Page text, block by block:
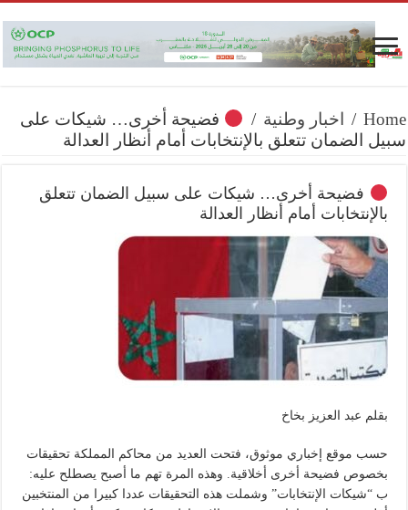
Home
/ اخبار وطنية /
فضيحة أخرى… شيكات على
سبيل الضمان تتعلق بالإنتخابات أمام أنظار العدالة
فضيحة أخرى… شيكات على سبيل الضمان تتعلق
بالإنتخابات أمام أنظار العدالة
بقلم عبد العزيز بخاخ
حسب موقع إخباري موثوق، فتحت العديد من محاكم المملكة تحقيقات
بخصوص فضيحة أخرى أخلاقية. وهذه المرة تهم ما أصبح يصطلح عليه:
ب “شيكات الإنتخابات” وشملت هذه التحقيقات عددا كبيرا من المنتخبين